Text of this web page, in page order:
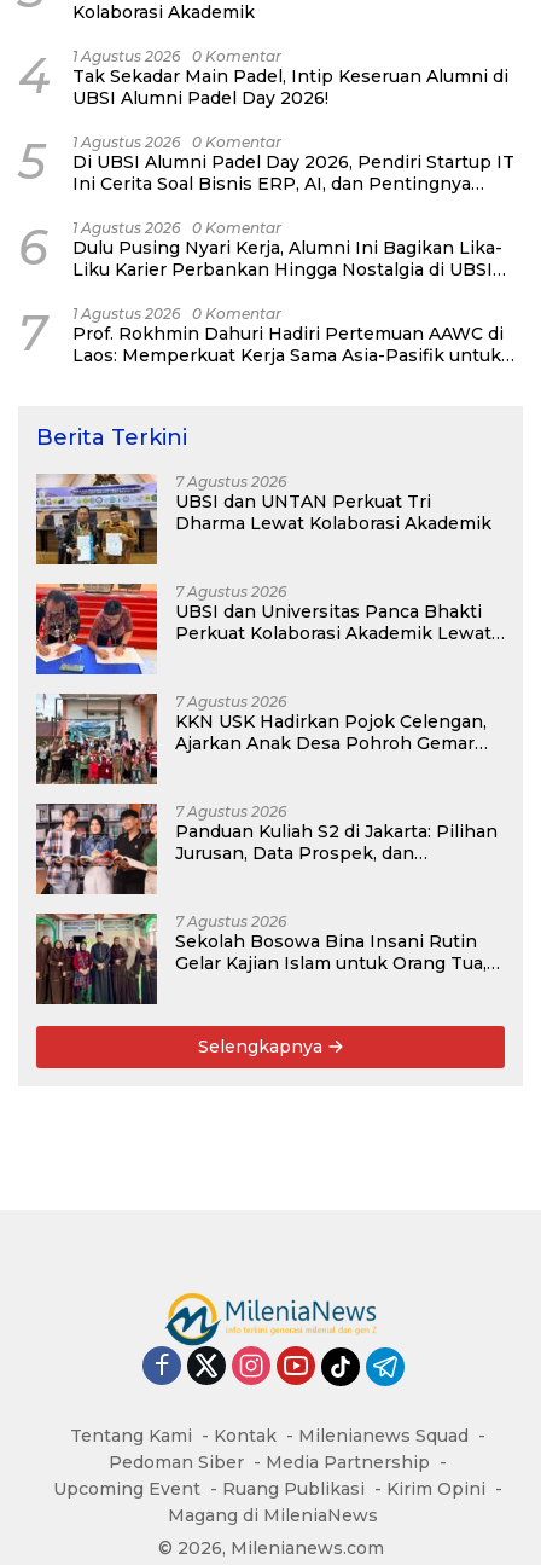
Kolaborasi Akademik
4 1 Agustus 2026 0 Komentar
Tak Sekadar Main Padel, Intip Keseruan Alumni di
UBSI Alumni Padel Day 2026!
5 1 Agustus 2026 0 Komentar
Di UBSI Alumni Padel Day 2026, Pendiri Startup IT
Ini Cerita Soal Bisnis ERP, AI, dan Pentingnya
6 1 Agustus 2026 0 Komentar
Dulu Pusing Nyari Kerja, Alumni Ini Bagikan Lika-
Liku Karier Perbankan Hingga Nostalgia di UBSI
7 1 Agustus 2026 0 Komentar
Prof. Rokhmin Dahuri Hadiri Pertemuan AAWC di
Laos: Memperkuat Kerja Sama Asia-Pasifik untuk
Berita Terkini
7 Agustus 2026
UBSI dan UNTAN Perkuat Tri
Dharma Lewat Kolaborasi Akademik
7 Agustus 2026
UBSI dan Universitas Panca Bhakti
Perkuat Kolaborasi Akademik Lewat
7 Agustus 2026
KKN USK Hadirkan Pojok Celengan,
Ajarkan Anak Desa Pohroh Gemar
7 Agustus 2026
Panduan Kuliah S2 di Jakarta: Pilihan
Jurusan, Data Prospek, dan
7 Agustus 2026
Sekolah Bosowa Bina Insani Rutin
Gelar Kajian Islam untuk Orang Tua,
Selengkapnya
Tentang Kami Kontak
Milenianews Squad
Pedoman Siber
Media Partnership
Upcoming Event
Ruang Publikasi
Kirim Opini
Magang di MileniaNews
© 2026, Milenianews.com